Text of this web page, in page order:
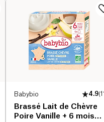
Babybio 4.9(
Brassé Lait de Chèvre
Poire Vanille + 6 mois
0.02 g